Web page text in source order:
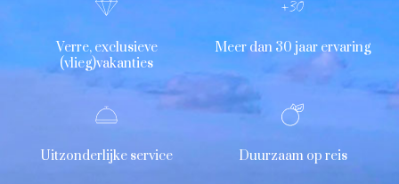
Verre, exclusieve
(vlieg)vakanties
Meer dan 30 jaar ervaring
Uitzonderlijke service Duurzaam op reis